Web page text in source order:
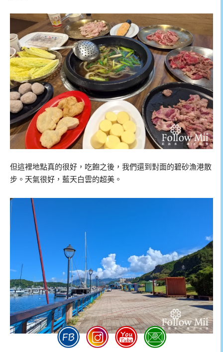
但這裡地點真的很好，吃飽之後，我們還到對面的碧砂漁港散
步。天氣很好，藍天白雲的超美。